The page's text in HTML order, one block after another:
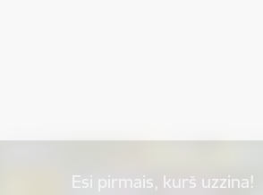
Esi pirmais, kurš uzzina!